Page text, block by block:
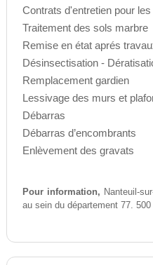
Contrats d'entretien pour
Traitement des sols marbre
Remise en état aprés
Désinsectisation -
Remplacement gardien
Lessivage des murs et
Débarras
Débarras d’encombrants
Enlèvement des gravats
Pour information, Nanteuil-
au sein du département 77.